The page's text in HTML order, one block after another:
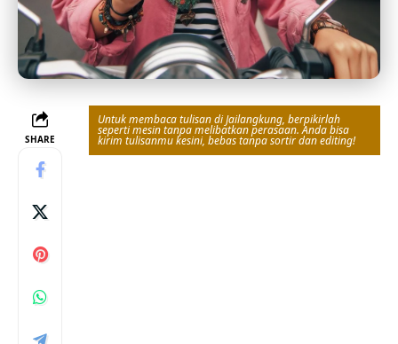
SHARE
Untuk membaca tulisan di Jailangkung, berpikirlah
seperti mesin tanpa melibatkan perasaan. Anda bisa
kirim tulisanmu kesini, bebas tanpa sortir dan editing!